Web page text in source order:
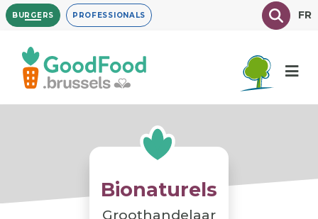
Overslaan
en
inhoud
gaan
BURGERS PROFESSIONALS TexteFR
Bionaturels
Groothandelaar